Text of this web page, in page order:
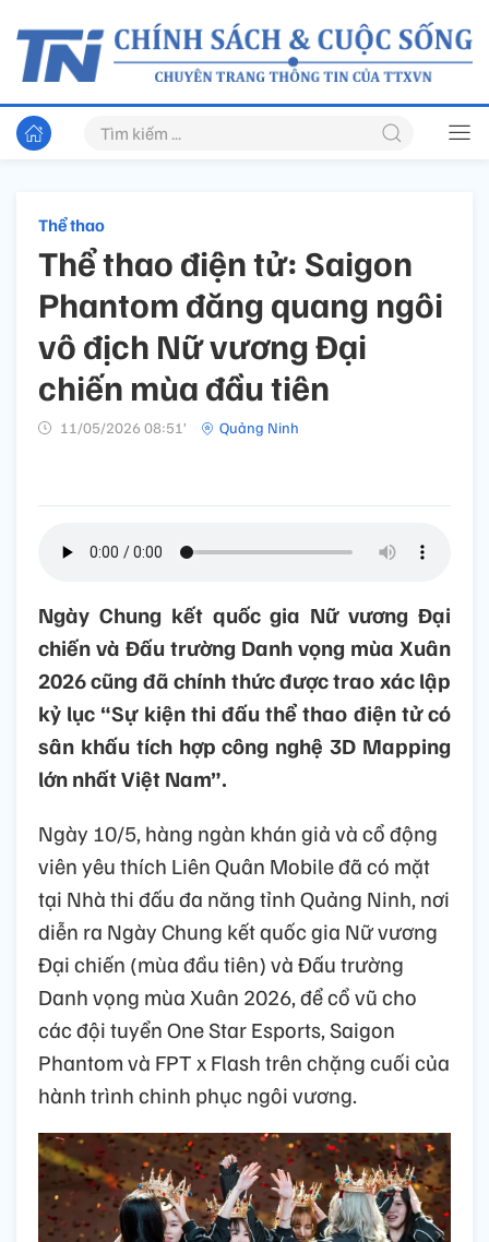
Thể thao
Thể thao điện tử: Saigon
Phantom đăng quang ngôi
vô địch Nữ vương Đại
chiến mùa đầu tiên
11/05/2026 08:51’ Quảng Ninh
Ngày Chung kết quốc gia Nữ vương Đại
chiến và Đấu trường Danh vọng mùa Xuân
2026 cũng đã chính thức được trao xác lập
kỷ lục “Sự kiện thi đấu thể thao điện tử có
sân khấu tích hợp công nghệ 3D Mapping
lớn nhất Việt Nam”.
Ngày 10/5, hàng ngàn khán giả và cổ động
viên yêu thích Liên Quân Mobile đã có mặt
tại Nhà thi đấu đa năng tỉnh Quảng Ninh, nơi
diễn ra Ngày Chung kết quốc gia Nữ vương
Đại chiến (mùa đầu tiên) và Đấu trường
Danh vọng mùa Xuân 2026, để cổ vũ cho
các đội tuyển One Star Esports, Saigon
Phantom và FPT x Flash trên chặng cuối của
hành trình chinh phục ngôi vương.